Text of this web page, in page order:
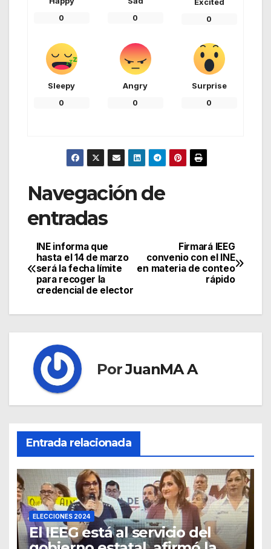
0 0
Excited
0
Sleepy
0
Angry
0
Surprise
0
Navegación de
entradas
Firmará IEEG
convenio con el INE
en materia de conteo
rápido
INE informa que
hasta el 14 de marzo
será la fecha límite
para recoger la
credencial de elector
PorJuanMA A
Entrada relacionada
ELECCIONES 2024
El IEEG está al servicio del